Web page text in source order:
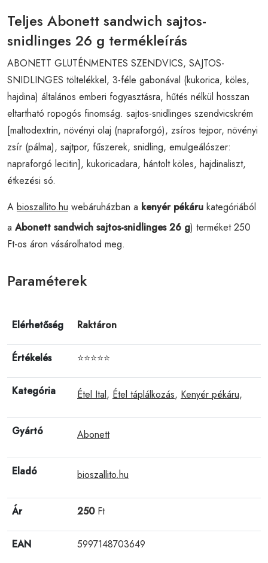
Teljes Abonett sandwich sajtos-
snidlinges 26 g termékleírás
ABONETT GLUTÉNMENTES SZENDVICS, SAJTOS-
SNIDLINGES töltelékkel, 3-féle gabonával (kukorica, köles,
hajdina) általános emberi fogyasztásra, hűtés nélkül hosszan
eltartható ropogós finomság. sajtos-snidlinges szendvicskrém
[maltodextrin, növényi olaj (napraforgó), zsíros tejpor, növényi
zsír (pálma), sajtpor, fűszerek, snidling, emulgeálószer:
napraforgó lecitin], kukoricadara, hántolt köles, hajdinaliszt,
étkezési só.
A bioszallito.hu webáruházban a kenyér pékáru kategóriából
a Abonett sandwich sajtos-snidlinges 26 g) terméket 250
Ft-os áron vásárolhatod meg.
Paraméterek
Elérhetőség Raktáron
Értékelés ⭐⭐⭐⭐⭐
Kategória Étel Ital, Étel táplálkozás, Kenyér pékáru,
Gyártó Abonett
Eladó bioszallito.hu
Ár 250Ft
EAN 5997148703649